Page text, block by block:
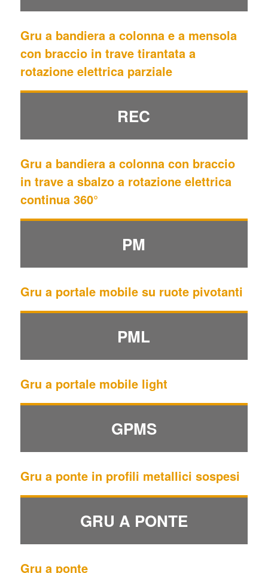
Gru a bandiera a colonna e a mensola
con braccio in trave tirantata a
rotazione elettrica parziale
REC
Gru a bandiera a colonna con braccio
in trave a sbalzo a rotazione elettrica
continua 360°
PM
Gru a portale mobile su ruote pivotanti
PML
Gru a portale mobile light
GPMS
Gru a ponte in profili metallici sospesi
GRU A PONTE
Gru a ponte